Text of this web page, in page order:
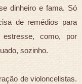
dinheiro e fama. Só
de remédios para
como, por
sozinho.
de violoncelistas.